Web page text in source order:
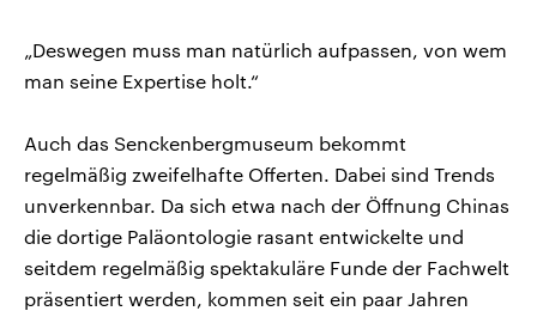
„Deswegen muss man natürlich aufpassen, von wem
man seine Expertise holt.“
Auch das Senckenbergmuseum bekommt
regelmäßig zweifelhafte Offerten. Dabei sind Trends
unverkennbar. Da sich etwa nach der Öffnung Chinas
die dortige Paläontologie rasant entwickelte und
seitdem regelmäßig spektakuläre Funde der Fachwelt
präsentiert werden, kommen seit ein paar Jahren